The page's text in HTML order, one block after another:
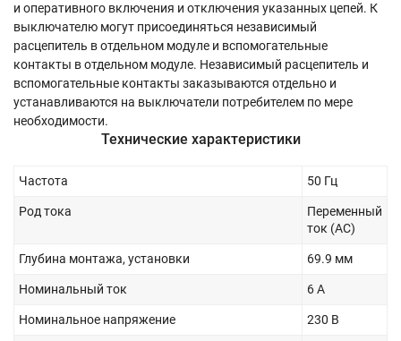
и оперативного включения и отключения указанных цепей. К
выключателю могут присоединяться независимый
расцепитель в от­дельном модуле и вспомогательные
контакты в отдельном модуле. Независимый расцепитель и
вспомогательные контакты заказываются отдельно и
устанавливаются на выключатели потребителем по мере
необходимости.
Технические характеристики
Частота 50 Гц
Род тока
Переменный
ток (AC)
Глубина монтажа, установки 69.9 мм
Номинальный ток 6 А
Номинальное напряжение 230 В